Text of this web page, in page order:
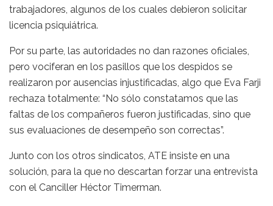
trabajadores, algunos de los cuales debieron solicitar
licencia psiquiátrica.
Por su parte, las autoridades no dan razones oficiales,
pero vociferan en los pasillos que los despidos se
realizaron por ausencias injustificadas, algo que Eva Farji
rechaza totalmente: “No sólo constatamos que las
faltas de los compañeros fueron justificadas, sino que
sus evaluaciones de desempeño son correctas”.
Junto con los otros sindicatos, ATE insiste en una
solución, para la que no descartan forzar una entrevista
con el Canciller Héctor Timerman.